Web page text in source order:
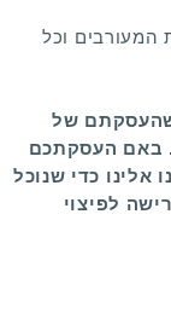
המעורבים וכל
שהעסקתם של
באם העסקתכם
אלינו כדי שנוכל
לפיצוי